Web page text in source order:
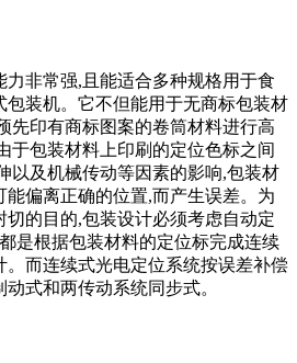
非常强,且能适合多种规格用于食
包装机。它不但能用于无商标包装材
先印有商标图案的卷筒材料进行高
于包装材料上印刷的定位色标之间
以及机械传动等因素的影响,包装材
偏离正确的位置,而产生误差。为
切的目的,包装设计必须考虑自动定
是根据包装材料的定位标完成连续
。而连续式光电定位系统按误差补偿
式和两传动系统同步式。